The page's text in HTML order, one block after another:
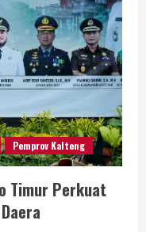
Pemprov Kalteng
Timur Perkuat